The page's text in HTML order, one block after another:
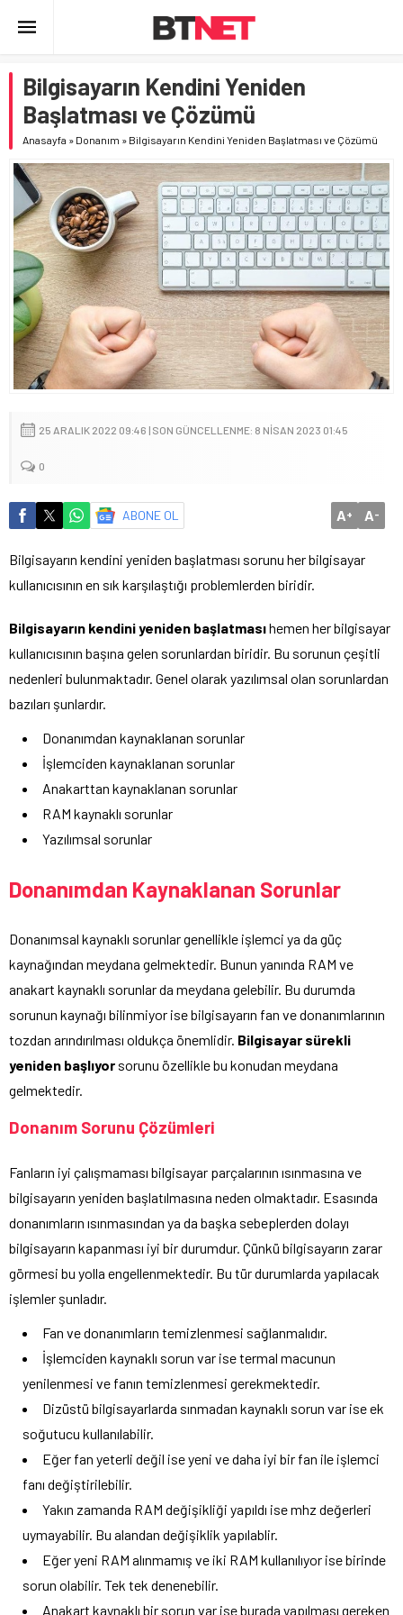
Bilgisayarın Kendini Yeniden
Başlatması ve Çözümü
Anasayfa » Donanım » Bilgisayarın Kendini Yeniden Başlatması ve Çözümü
25 ARALIK 2022 09:46 | SON GÜNCELLENME: 8 NISAN 2023 01:45
0
ABONE OL A+ A-
Bilgisayarın kendini yeniden başlatması sorunu her bilgisayar
kullanıcısının en sık karşılaştığı problemlerden biridir.
Bilgisayarın kendini yeniden başlatmasıhemen her bilgisayar
kullanıcısının başına gelen sorunlardan biridir. Bu sorunun çeşitli
nedenleri bulunmaktadır. Genel olarak yazılımsal olan sorunlardan
bazıları şunlardır.
Donanımdan kaynaklanan sorunlar
İşlemciden kaynaklanan sorunlar
Anakarttan kaynaklanan sorunlar
RAM kaynaklı sorunlar
Yazılımsal sorunlar
Donanımdan Kaynaklanan Sorunlar
Donanımsal kaynaklı sorunlar genellikle işlemci ya da güç
kaynağından meydana gelmektedir. Bunun yanında RAM ve
anakart kaynaklı sorunlar da meydana gelebilir. Bu durumda
sorunun kaynağı bilinmiyor ise bilgisayarın fan ve donanımlarının
tozdan arındırılması oldukça önemlidir. Bilgisayar sürekli
yeniden başlıyor sorunu özellikle bu konudan meydana
gelmektedir.
Donanım Sorunu Çözümleri
Fanların iyi çalışmaması bilgisayar parçalarının ısınmasına ve
bilgisayarın yeniden başlatılmasına neden olmaktadır. Esasında
donanımların ısınmasından ya da başka sebeplerden dolayı
bilgisayarın kapanması iyi bir durumdur. Çünkü bilgisayarın zarar
görmesi bu yolla engellenmektedir. Bu tür durumlarda yapılacak
işlemler şunladır.
Fan ve donanımların temizlenmesi sağlanmalıdır.
İşlemciden kaynaklı sorun var ise termal macunun
yenilenmesi ve fanın temizlenmesi gerekmektedir.
Dizüstü bilgisayarlarda sınmadan kaynaklı sorun var ise ek
soğutucu kullanılabilir.
Eğer fan yeterli değil ise yeni ve daha iyi bir fan ile işlemci
fanı değiştirilebilir.
Yakın zamanda RAM değişikliği yapıldı ise mhz değerleri
uymayabilir. Bu alandan değişiklik yapılablir.
Eğer yeni RAM alınmamış ve iki RAM kullanılıyor ise birinde
sorun olabilir. Tek tek denenebilir.
Anakart kaynaklı bir sorun var ise burada yapılması gereken